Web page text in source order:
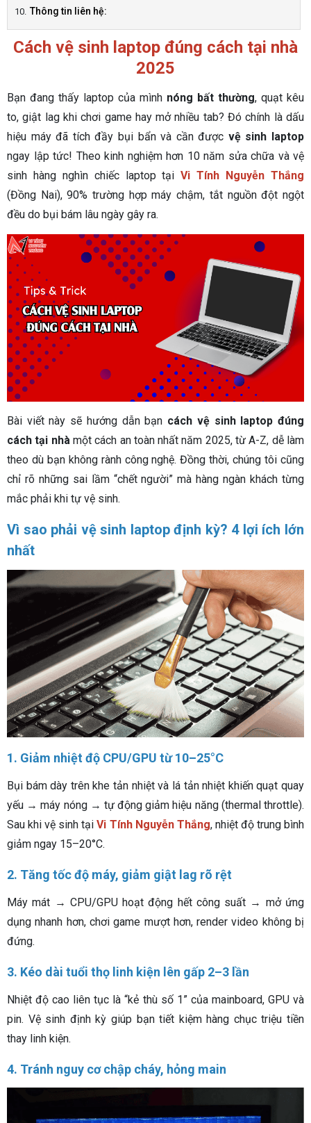
Thông tin liên hệ:
Cách vệ sinh laptop đúng cách tại nhà
2025
Bạn đang thấy laptop của mình nóng bất thường, quạt kêu
to, giật lag khi chơi game hay mở nhiều tab? Đó chính là dấu
hiệu máy đã tích đầy bụi bẩn và cần được vệ sinh laptop
ngay lập tức! Theo kinh nghiệm hơn 10 năm sửa chữa và vệ
sinh hàng nghìn chiếc laptop tạiVi Tính Nguyễn Thắng
(Đồng Nai), 90% trường hợp máy chậm, tắt nguồn đột ngột
đều do bụi bám lâu ngày gây ra.
Bài viết này sẽ hướng dẫn bạn cách vệ sinh laptop đúng
cách tại nhà một cách an toàn nhất năm 2025, từ A-Z, dễ làm
theo dù bạn không rành công nghệ. Đồng thời, chúng tôi cũng
chỉ rõ những sai lầm “chết người” mà hàng ngàn khách từng
mắc phải khi tự vệ sinh.
Vì sao phải vệ sinh laptop định kỳ? 4 lợi ích lớn
nhất
1. Giảm nhiệt độ CPU/GPU từ 10–25°C
Bụi bám dày trên khe tản nhiệt và lá tản nhiệt khiến quạt quay
yếu → máy nóng → tự động giảm hiệu năng (thermal throttle).
Sau khi vệ sinh tạiVi Tính Nguyễn Thắng, nhiệt độ trung bình
giảm ngay 15–20°C.
2. Tăng tốc độ máy, giảm giật lag rõ rệt
Máy mát → CPU/GPU hoạt động hết công suất → mở ứng
dụng nhanh hơn, chơi game mượt hơn, render video không bị
đứng.
3. Kéo dài tuổi thọ linh kiện lên gấp 2–3 lần
Nhiệt độ cao liên tục là “kẻ thù số 1” của mainboard, GPU và
pin. Vệ sinh định kỳ giúp bạn tiết kiệm hàng chục triệu tiền
thay linh kiện.
4. Tránh nguy cơ chập cháy, hỏng main